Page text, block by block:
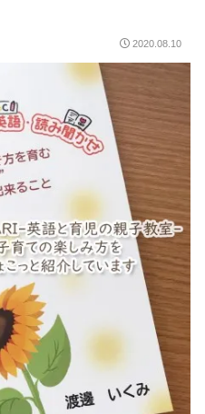
2020.08.10